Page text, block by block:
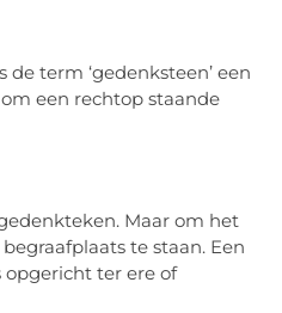
term ‘gedenksteen’ een
een rechtop staande
Maar om het
te staan. Een
opgericht ter ere of